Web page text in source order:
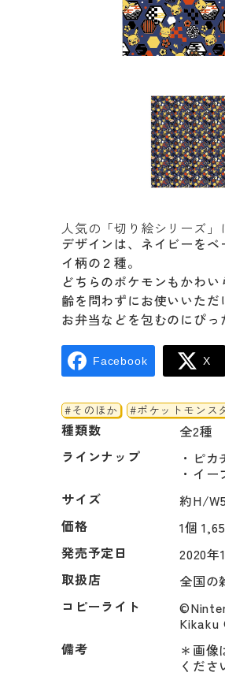
人気の「切り絵シリーズ」
デザインは、ネイビーを
イ柄の２種。
どちらのポケモンもかわ
齢を問わずにお使いいただ
お弁当などを包むのにぴっ
Facebook X
#そのほか #ポケットモンス
種類数
全2種
ラインナップ
・ピカ
・イー
サイズ
約H/
価格
1個
発売予定日
2020年
取扱店
全国の
コピーライト
Kikaku
備考
＊画
くださ